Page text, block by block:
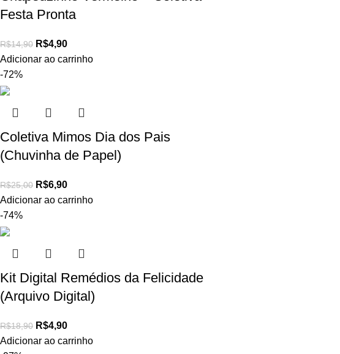
Festa Pronta
R$14,90 R$4,90
Adicionar ao carrinho
-72%
Coletiva Mimos Dia dos Pais
(Chuvinha de Papel)
R$25,00 R$6,90
Adicionar ao carrinho
-74%
Kit Digital Remédios da Felicidade
(Arquivo Digital)
R$18,90 R$4,90
Adicionar ao carrinho